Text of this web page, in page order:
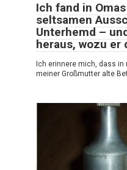
Ich fand in
seltsamen
Unterhemd –
heraus, wozu er
Ich erinnere mich, dass
meiner Großmutter alte